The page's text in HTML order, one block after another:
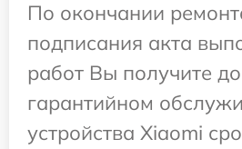
По окончании
подписания акта
работ Вы получите
гарантийном
устройства Xiaomi